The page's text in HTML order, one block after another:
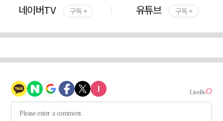
네이버TV 구독 + 유튜브 구독 +